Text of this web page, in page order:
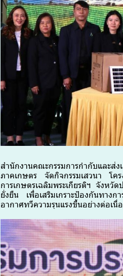
สำนักงานคณะกรรมการกำกับและส่
ภาคเกษตร จัดกิจกรรมเสวนา โ
การเกษตรเฉลิมพระเกียรติฯ จังห
ยั่งยืน เพื่อเสริมเกราะป้องกันทางก
อากาศทวีความรุนแรงขึ้นอย่างต่อเนื่